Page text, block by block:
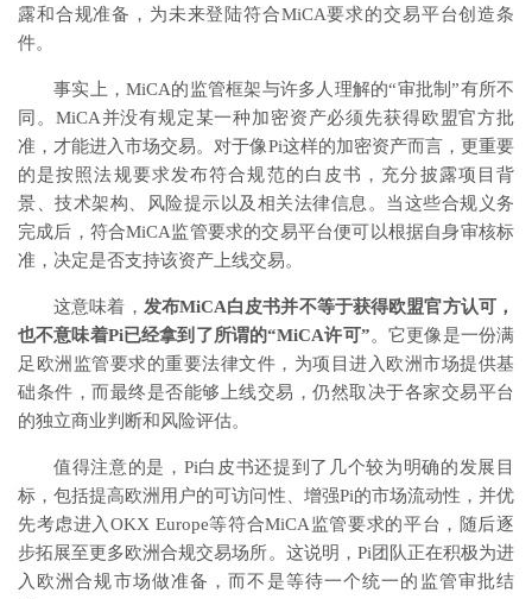
露和合规准备，为未来登陆符合MiCA要求的交易平台创造条
件。
事实上，MiCA的监管框架与许多人理解的“审批制”有所不
同。MiCA并没有规定某一种加密资产必须先获得欧盟官方批
准，才能进入市场交易。对于像Pi这样的加密资产而言，更重要
的是按照法规要求发布符合规范的白皮书，充分披露项目背
景、技术架构、风险提示以及相关法律信息。当这些合规义务
完成后，符合MiCA监管要求的交易平台便可以根据自身审核标
准，决定是否支持该资产上线交易。
这意味着， 发布MiCA白皮书并不等于获得欧盟官方认可，
也不意味着Pi已经拿到了所谓的“MiCA许可”。它更像是一份满
足欧洲监管要求的重要法律文件，为项目进入欧洲市场提供基
础条件，而最终是否能够上线交易，仍然取决于各家交易平台
的独立商业判断和风险评估。
值得注意的是，Pi白皮书还提到了几个较为明确的发展目
标，包括提高欧洲用户的可访问性、增强Pi的市场流动性，并优
先考虑进入OKX Europe等符合MiCA监管要求的平台，随后逐
步拓展至更多欧洲合规交易场所。这说明，Pi团队正在积极为进
入欧洲合规市场做准备，而不是等待一个统一的监管审批结